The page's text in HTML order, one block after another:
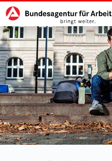
zu den Hauptinhalten springen
Hauptnavigation